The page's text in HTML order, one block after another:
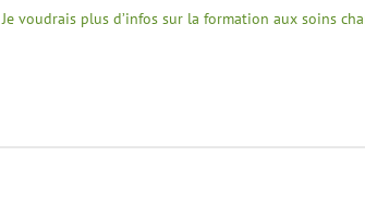
Je voudrais plus d’infos sur la formation aux soins